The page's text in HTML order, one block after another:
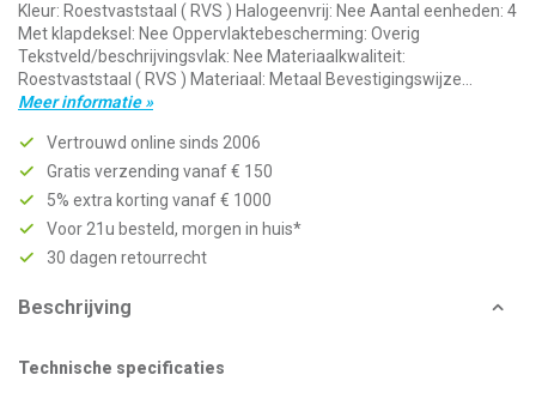
Kleur: Roestvaststaal ( RVS ) Halogeenvrij: Nee Aantal eenheden: 4
Met klapdeksel: Nee Oppervlaktebescherming: Overig
Tekstveld/beschrijvingsvlak: Nee Materiaalkwaliteit:
Roestvaststaal ( RVS ) Materiaal: Metaal Bevestigingswijze...
Meer informatie »
Vertrouwd online sinds 2006
Gratis verzending vanaf € 150
5% extra korting vanaf € 1000
Voor 21u besteld, morgen in huis*
30 dagen retourrecht
Beschrijving
Technische specificaties